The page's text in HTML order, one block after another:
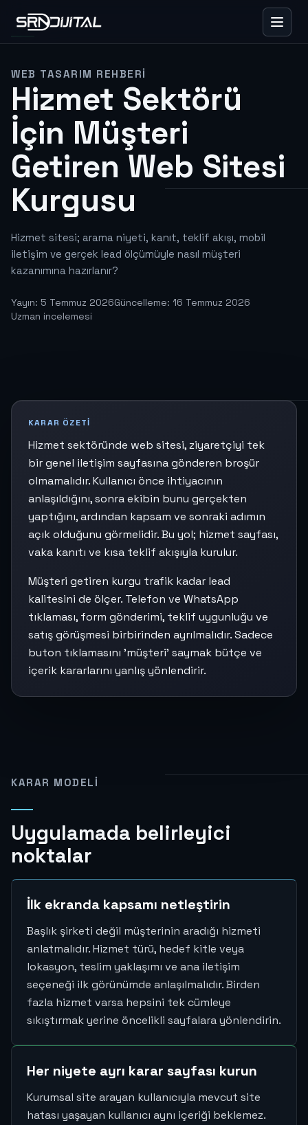
WEB TASARIM REHBERI
Hizmet Sektörü
İçin Müşteri
Getiren Web Sitesi
Kurgusu
Hizmet sitesi; arama niyeti, kanıt, teklif akışı, mobil
iletişim ve gerçek lead ölçümüyle nasıl müşteri
kazanımına hazırlanır?
Yayın: 5 Temmuz 2026Güncelleme: 16 Temmuz 2026
Uzman incelemesi
KARAR ÖZETI
Hizmet sektöründe web sitesi, ziyaretçiyi tek
bir genel iletişim sayfasına gönderen broşür
olmamalıdır. Kullanıcı önce ihtiyacının
anlaşıldığını, sonra ekibin bunu gerçekten
yaptığını, ardından kapsam ve sonraki adımın
açık olduğunu görmelidir. Bu yol; hizmet sayfası,
vaka kanıtı ve kısa teklif akışıyla kurulur.
Müşteri getiren kurgu trafik kadar lead
kalitesini de ölçer. Telefon ve WhatsApp
tıklaması, form gönderimi, teklif uygunluğu ve
satış görüşmesi birbirinden ayrılmalıdır. Sadece
buton tıklamasını 'müşteri' saymak bütçe ve
içerik kararlarını yanlış yönlendirir.
KARAR MODELI
Uygulamada belirleyici
noktalar
İlk ekranda kapsamı netleştirin
Başlık şirketi değil müşterinin aradığı hizmeti
anlatmalıdır. Hizmet türü, hedef kitle veya
lokasyon, teslim yaklaşımı ve ana iletişim
seçeneği ilk görünümde anlaşılmalıdır. Birden
fazla hizmet varsa hepsini tek cümleye
sıkıştırmak yerine öncelikli sayfalara yönlendirin.
Her niyete ayrı karar sayfası kurun
Kurumsal site arayan kullanıcıyla mevcut site
hatası yaşayan kullanıcı aynı içeriği beklemez.